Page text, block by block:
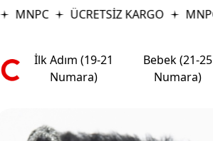
MNPC ÜCRETSİZ KARGO MNPC
İlk Adım (19-21
Numara)
Bebek (21-25
Numara)